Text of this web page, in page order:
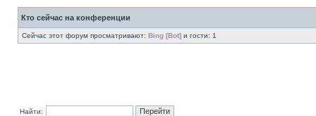
Кто сейчас на конференции
Сейчас этот форум просматривают: Bing [Bot] и гости: 1
Найти: